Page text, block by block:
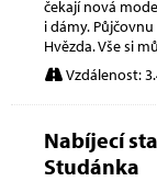
čekají nová
i dámy.
Hvězda. Vše si
Vzdálenost:
Nabíjecí
Studánka